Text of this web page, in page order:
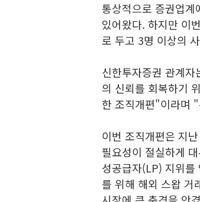
통상적으로 증권업
있어왔다. 하지만 이
로 두고 3명 이상의
신한투자증권 관계
의 신뢰를 회복하기
한 조직개편"이라며
이번 조직개편은 지
필요성이 절실하게
성공급자(LP) 지위를
를 위해 해외 스왑 거